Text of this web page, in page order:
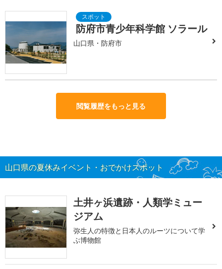
防府市青少年科学館 ソラール
山口県・防府市
閲覧履歴をもっと見る
山口県の夏休みイベント・おでかけスポット
土井ヶ浜遺跡・人類学ミュー
ジアム
弥生人の特徴と日本人のルーツについて学
ぶ博物館